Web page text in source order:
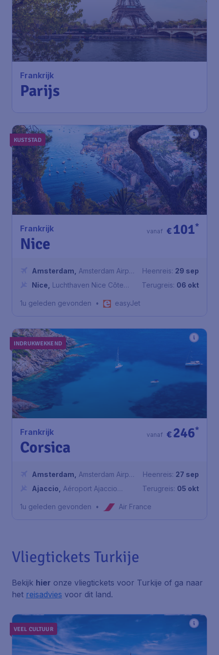
Frankrijk
Parijs
€166*
vanaf
Airport Schiphol
Parijs
Charles de Gaulle
1u geleden gevonden
KUSTSTAD
Frankrijk
Nice
€101*
vanaf
Amsterdam
Amsterdam Airport
Schiphol
Nice
Luchthaven Nice Côte
Heenreis: 29 sep
Terugreis: 06 okt
1u geleden gevonden • easyJet
INDRUKWEKKEND
Frankrijk
Corsica
€246*
vanaf
Amsterdam
Amsterdam Airport
Schiphol
Ajaccio
Aéroport Ajaccio
Heenreis: 27 sep
Terugreis: 05 okt
1u geleden gevonden • Air France
Vliegtickets Turkije
Bekijk hier onze vliegtickets voor Turkije of ga naar
het reisadvies voor dit land.
VEEL CULTUUR